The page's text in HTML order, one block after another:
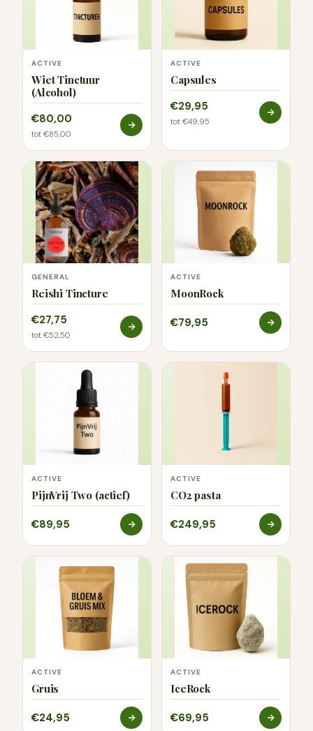
ACTIVE
Wiet Tinctuur
(Alcohol)
€80,00
tot €85,00
ACTIVE
Capsules
€29,95
tot €49,95
GENERAL
Reishi Tincture
€27,75
tot €52,50
ACTIVE
MoonRock
€79,95
ACTIVE
PijnVrij Two (actief)
€89,95
ACTIVE
CO2 pasta
€249,95
ACTIVE
Gruis
€24,95
ACTIVE
IceRock
€69,95